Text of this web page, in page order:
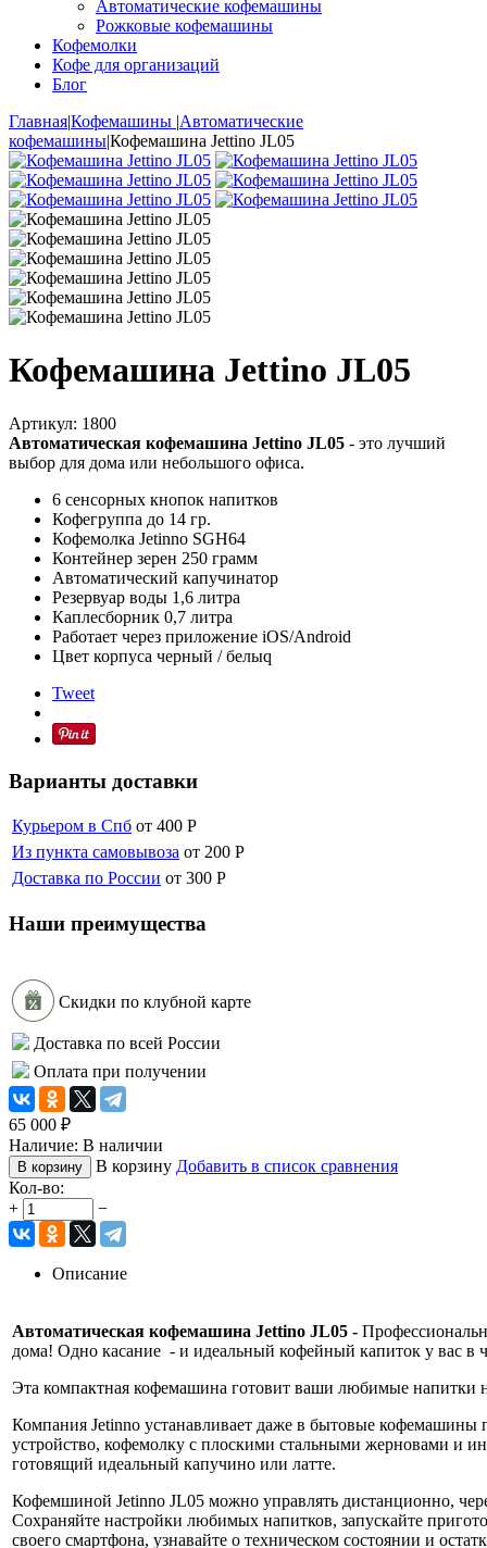
Автоматические кофемашины
Рожковые кофемашины
Кофемолки
Кофе для организаций
Блог
Главная|Кофемашины |Автоматические
кофемашины|Кофемашина Jettino JL05
Кофемашина Jettino JL05
Артикул: 1800
Автоматическая кофемашина Jettino JL05 - это лучший
выбор для дома или небольшого офиса.
6 сенсорных кнопок напитков
Кофегруппа до 14 гр.
Кофемолка Jetinno SGH64
Контейнер зерен 250 грамм
Автоматический капучинатор
Резервуар воды 1,6 литра
Каплесборник 0,7 литра
Работает через приложение iOS/Android
Цвет корпуса черный / белыq
Tweet
Варианты доставки
Курьером в Спб от 400 Р
Из пункта самовывоза от 200 Р
Доставка по России от 300 Р
Наши преимущества
Скидки по клубной карте
Доставка по всей России
Оплата при получении
65 000 ₽
Наличие: В наличии
В корзину В корзину Добавить в список сравнения
Кол-во:
+
−
Описание
Автоматическая кофемашина Jettino JL05 -
дома! Одно касание - и идеальный кофейный капиток у вас в
Эта компактная кофемашина готовит ваши любимые напитки
Компания Jetinno устанавливает даже в бытовые кофемашины
устройство, кофемолку с плоскими стальными жерновами и
готовящий идеальный капучино или латте.
Кофемшиной Jetinno JL05 можно управлять дистанционно,
Сохраняйте настройки любимых напитков, запускайте
своего смартфона, узнавайте о техническом состоянии и